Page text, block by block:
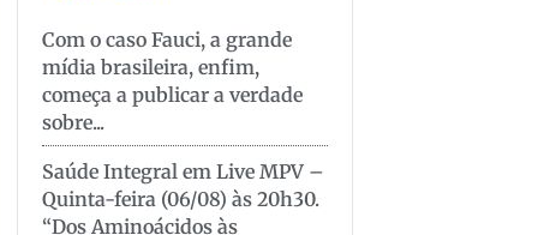
Com o caso Fauci, a grande
mídia brasileira, enfim,
começa a publicar a verdade
sobre...
Saúde Integral em Live MPV –
Quinta-feira (06/08) às 20h30.
“Dos Aminoácidos às